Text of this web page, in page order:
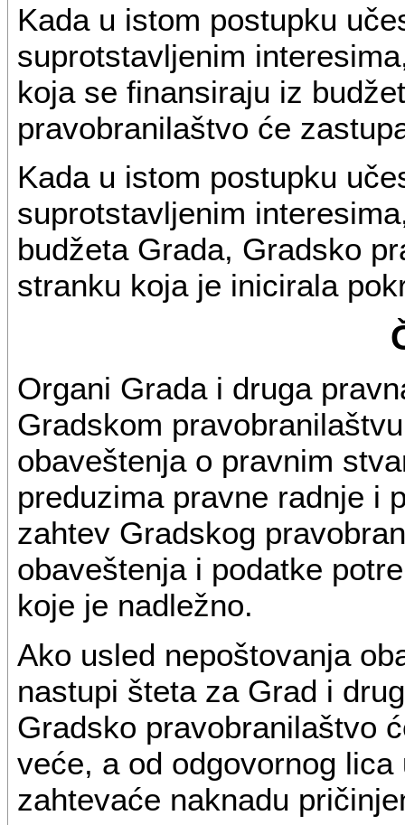
Kada u istom postupku
suprotstavljenim
koja se finansiraju iz
pravobranilaštvo će
Kada u istom postupku
suprotstavljenim
budžeta Grada, Gradsko
stranku koja je inicirala
Organi Grada i druga
Gradskom
obaveštenja o pravnim
preduzima pravne radnje i
zahtev Gradskog
obaveštenja i podatke
koje je nadležno.
Ako usled nepoštovanja
nastupi šteta za Grad i
Gradsko pravobranilaštvo
veće, a od odgovornog
zahtevaće naknadu